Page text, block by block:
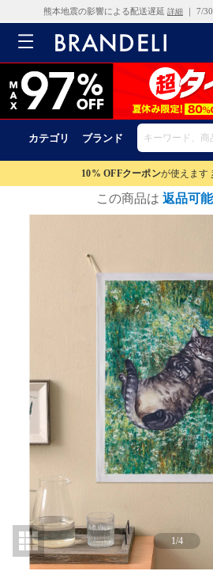
熊本地震の影響による配送遅延 詳細 ｜ 7/
カテゴリ ブランド
10% OFFクーポンが使えます
この商品は 返品可能
1/4